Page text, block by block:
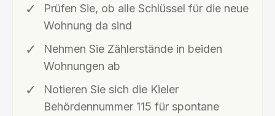
Prüfen Sie, ob alle Schlüssel für die neue
Wohnung da sind
Nehmen Sie Zählerstände in beiden
Wohnungen ab
Notieren Sie sich die Kieler
Behördennummer 115 für spontane